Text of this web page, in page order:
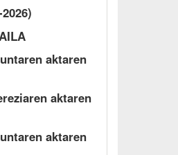
aktaren
aktaren
aktaren